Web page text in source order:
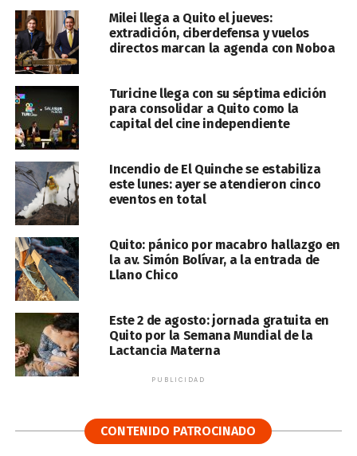
Milei llega a Quito el jueves:
extradición, ciberdefensa y vuelos
directos marcan la agenda con Noboa
Turicine llega con su séptima edición
para consolidar a Quito como la
capital del cine independiente
Incendio de El Quinche se estabiliza
este lunes: ayer se atendieron cinco
eventos en total
Quito: pánico por macabro hallazgo en
la av. Simón Bolívar, a la entrada de
Llano Chico
Este 2 de agosto: jornada gratuita en
Quito por la Semana Mundial de la
Lactancia Materna
PUBLICIDAD
CONTENIDO PATROCINADO